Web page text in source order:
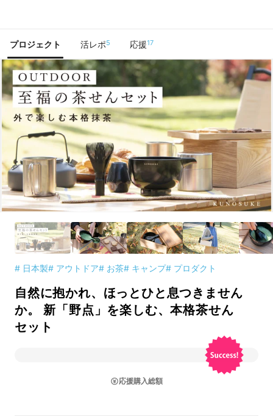
プロジェクト 活レポ5 応援17
# 日本製# アウトドア# お茶# キャンプ# プロダクト
自然に抱かれ、ほっとひと息つきません
か。 新「野点」を楽しむ、本格茶せん
セット
応援購入総額